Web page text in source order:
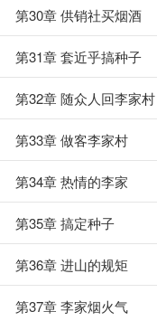
第30章 供销社买烟酒
第31章 套近乎搞种子
第32章 随众人回李家村
第33章 做客李家村
第34章 热情的李家
第35章 搞定种子
第36章 进山的规矩
第37章 李家烟火气